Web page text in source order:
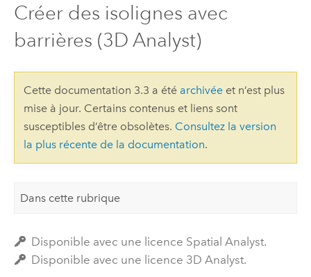
Créer des isolignes avec
barrières (3D Analyst)
Cette documentation 3.3 a été archivéeet n’est plus
mise à jour. Certains contenus et liens sont
susceptibles d’être obsolètes. Consultez la version
la plus récente de la documentation.
Dans cette rubrique
Disponible avec une licence Spatial Analyst.
Disponible avec une licence 3D Analyst.